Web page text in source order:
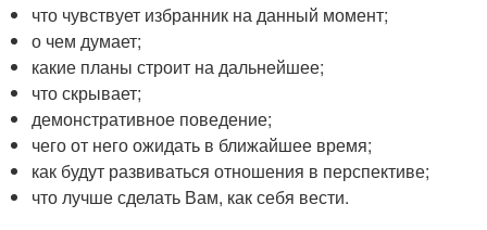
что чувствует избранник на данный момент;
о чем думает;
какие планы строит на дальнейшее;
что скрывает;
демонстративное поведение;
чего от него ожидать в ближайшее время;
как будут развиваться отношения в перспективе;
что лучше сделать Вам, как себя вести.